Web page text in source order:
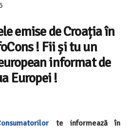
emise de Croația în
! Fii și tu un
informat de
Europei !
te informează în